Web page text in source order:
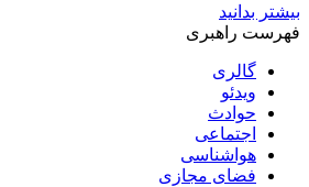
بیشتر بدانید
فهرست راهبری
گالری
ویدئو
حوادث
اجتماعی
هواشناسی
فضای مجازی